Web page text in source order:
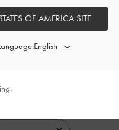
OF AMERICA SITE